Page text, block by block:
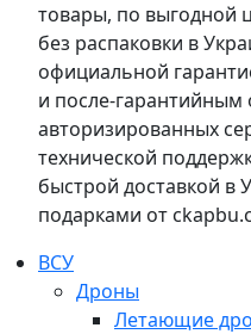
товары, по выгодной
без распаковки в
официальной
и после-
авторизированных
технической
быстрой доставкой в
подарками от
ВСУ
Дроны
Летающие